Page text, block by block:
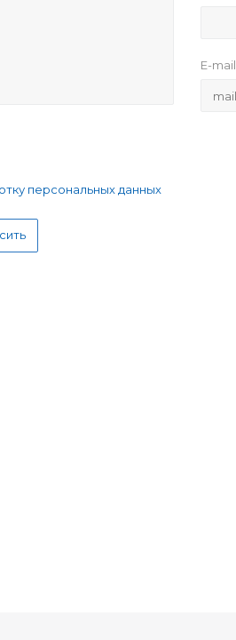
E-mail
персональных данных